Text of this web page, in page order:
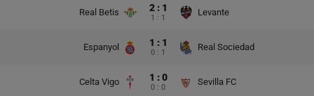
Real Betis 2 : 1
1 : 1
Levante
Espanyol 1 : 1
0 : 1
Real Sociedad
Celta Vigo 1 : 0
0 : 0
Sevilla FC